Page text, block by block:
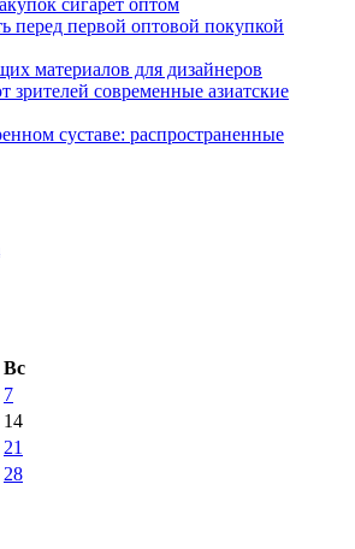
перед первой оптовой покупкой
материалов для дизайнеров
зрителей современные азиатские
суставе: распространенные
Вс
7
14
21
28